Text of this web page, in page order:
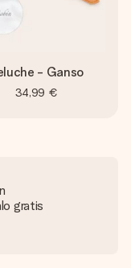
- Ganso
34,99 €
gratis